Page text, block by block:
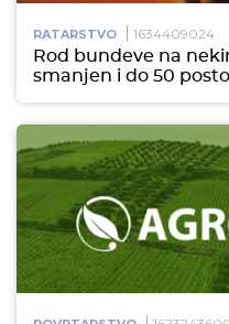
RATARSTVO 1634409024
Rod bundeve na
smanjen i do 50 posto